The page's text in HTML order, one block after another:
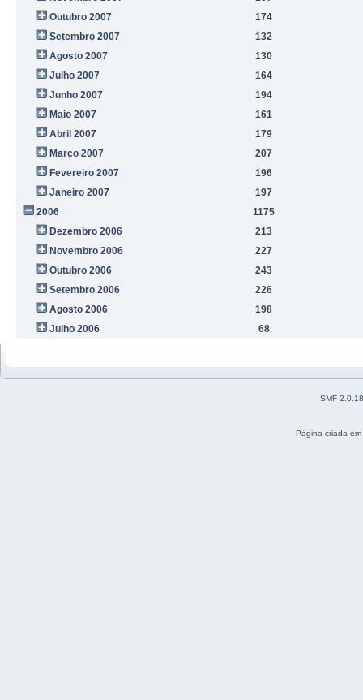
Outubro 2007
174
Setembro 2007
132
Agosto 2007
130
Julho 2007
164
Junho 2007
194
Maio 2007
161
Abril 2007
179
Março 2007
207
Fevereiro 2007
196
Janeiro 2007
197
2006
1175
Dezembro 2006
213
Novembro 2006
227
Outubro 2006
243
Setembro 2006
226
Agosto 2006
198
Julho 2006
68
SMF 2.0.18
Página criada